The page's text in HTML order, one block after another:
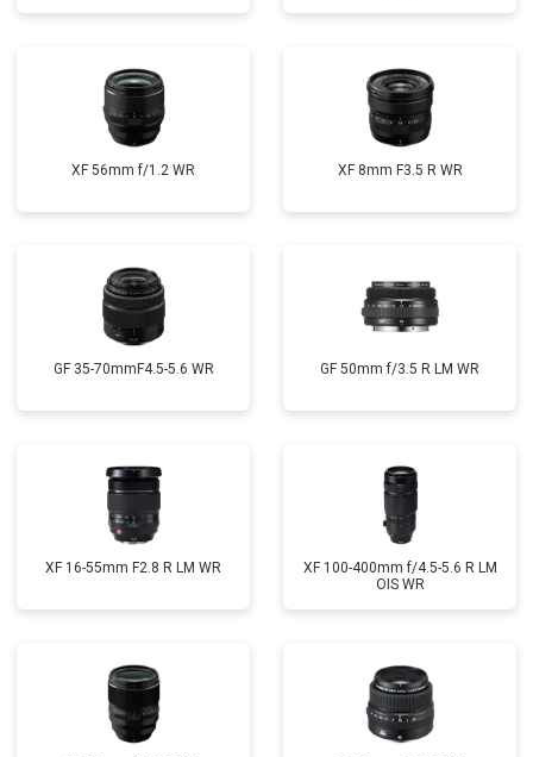
XF 56mm f/1.2 WR XF 8mm F3.5 R WR
GF 35-70mmF4.5-5.6 WR GF 50mm f/3.5 R LM WR
XF 16-55mm F2.8 R LM WR
XF 100-400mm f/4.5-5.6 R LM
OIS WR